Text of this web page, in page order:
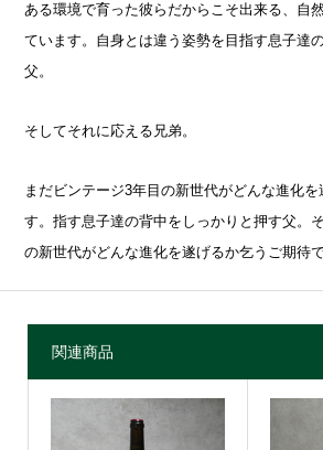
ある環境で育った彼らだからこそ出来る、自
ています。自身とは違う姿勢を目指す息子達
父。
そしてそれに応える兄弟。
まだビンテージ3年目の新世代がどんな進化
す。指す息子達の背中をしっかりと押す父。
の新世代がどんな進化を遂げるか乞うご期待で
関連商品